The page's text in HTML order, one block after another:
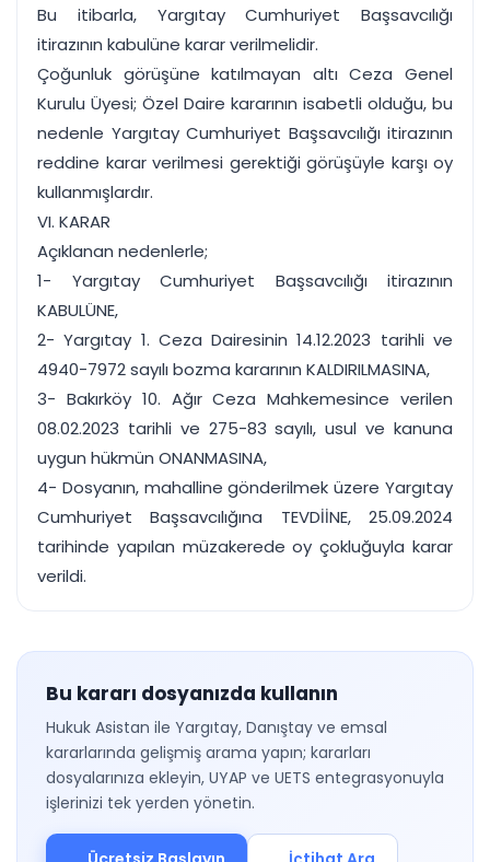
Bu itibarla, Yargıtay Cumhuriyet Başsavcılığı
itirazının kabulüne karar verilmelidir.
Çoğunluk görüşüne katılmayan altı Ceza Genel
Kurulu Üyesi; Özel Daire kararının isabetli olduğu, bu
nedenle Yargıtay Cumhuriyet Başsavcılığı itirazının
reddine karar verilmesi gerektiği görüşüyle karşı oy
kullanmışlardır.
VI. KARAR
Açıklanan nedenlerle;
1- Yargıtay Cumhuriyet Başsavcılığı itirazının
KABULÜNE,
2- Yargıtay 1. Ceza Dairesinin 14.12.2023 tarihli ve
4940-7972 sayılı bozma kararının KALDIRILMASINA,
3- Bakırköy 10. Ağır Ceza Mahkemesince verilen
08.02.2023 tarihli ve 275-83 sayılı, usul ve kanuna
uygun hükmün ONANMASINA,
4- Dosyanın, mahalline gönderilmek üzere Yargıtay
Cumhuriyet Başsavcılığına TEVDİİNE, 25.09.2024
tarihinde yapılan müzakerede oy çokluğuyla karar
verildi.
Bu kararı dosyanızda kullanın
Hukuk Asistan ile Yargıtay, Danıştay ve emsal
kararlarında gelişmiş arama yapın; kararları
dosyalarınıza ekleyin, UYAP ve UETS entegrasyonuyla
işlerinizi tek yerden yönetin.